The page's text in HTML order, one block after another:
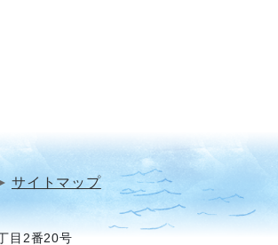
サイトマップ
目2番20号